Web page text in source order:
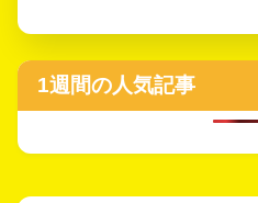
1週間の人気記事